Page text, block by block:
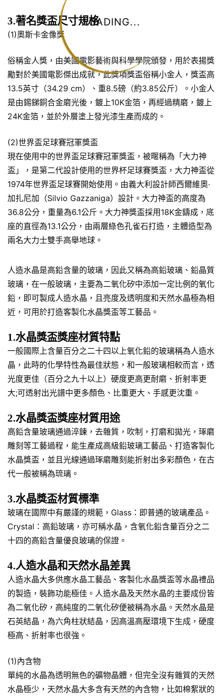
LOADING...
3.著名獎盃尺寸規格
(1)奧斯卡金像獎
俗稱金人獎，由美國電影藝術與科學學院頒發，用於表揚獎
勵對於美國電影傑出成就，此獎項獎盃俗稱小金人，獎盃高
13.5英寸（34.29 cm）、重8.5磅（約3.85公斤）。小金人
是由錫銻銅合金磨光後，鍍上10K金箔，再經過精磨，鍍上
24K金箔，並於外層塗上發光漆生產而成的。
(2)世界盃足球賽冠軍獎盃
現在使用中的世界盃足球賽冠軍獎盃，被暱稱為「大力神
盃」，是第二代設計使用的世界杯足球賽獎盃，大力神盃從
1974年世界盃足球賽開始使用。由義大利設計師西爾維奧·
加扎尼加（Silvio Gazzaniga）設計。大力神盃的高度為
36.8公分，重量為6.1公斤。大力神獎盃採用18K金鑄成，底
座的直徑為13.1公分，由兩層綠色孔雀石打造，主體造型為
兩名大力士雙手高舉地球。
人造水晶是高鉛含量的玻璃，因此又稱為高鉛玻璃、鉛晶質
玻璃，在一般玻璃，主要為二氧化矽中添加一定比例的氧化
鉛，即可製成人造水晶，且亮度及透明度和天然水晶極為相
近，可用於打造客製化水晶獎盃等工藝品。
1.水晶獎盃獎座材質特點
一般國際上含量百分之二十四以上氧化鉛的玻璃稱為人造水
晶，此時的化學特性為最佳狀態，和一般玻璃相較而言，透
光度更佳（百分之九十以上）硬度更高更耐磨、折射率更
大;可透射出光譜中更多顏色、比重更大、手感更沈重。
2.水晶獎盃獎座材質用途
高鉛含量玻璃通過淬鍊，去雜質，吹制，打磨和拋光，琢磨
雕刻等工藝過程，能生產成高級鉛玻璃工藝品、打造客製化
水晶獎盃，並且光線通過琢磨雕刻能折射出多彩顏色，在古
代一般被稱為琉璃。
3.水晶獎盃材質標準
玻璃在國際中有嚴謹的規範，Glass：即普通的玻璃產品。
Crystal：高鉛玻璃，亦可稱水晶，含氧化鉛含量百分之二
十四的高鉛含量優良玻璃的保證。
4.人造水晶和天然水晶差異
人造水晶大多供應水晶工藝品、客製化水晶獎盃等水晶禮品
的製造，裝飾功能極佳。人造水晶及天然水晶的主要成份皆
為二氧化矽，高純度的二氧化矽便被稱為水晶。天然水晶是
石英結晶，為六角柱狀結晶，因高溫高壓環境下生成，硬度
極高、折射率也很強。
(1)內含物
單純的水晶為透明無色的礦物晶體，但完全沒有雜質的天然
水晶極少，天然水晶大多含有天然的內含物，比如棉絮狀的